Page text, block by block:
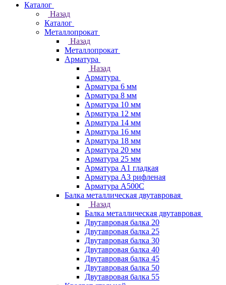
Каталог
Назад
Каталог
Металлопрокат
Назад
Металлопрокат
Арматура
Назад
Арматура
Арматура 6 мм
Арматура 8 мм
Арматура 10 мм
Арматура 12 мм
Арматура 14 мм
Арматура 16 мм
Арматура 18 мм
Арматура 20 мм
Арматура 25 мм
Арматура А1 гладкая
Арматура А3 рифленая
Арматура А500С
Балка металлическая двутавровая
Назад
Балка металлическая двутавровая
Двутавровая балка 20
Двутавровая балка 25
Двутавровая балка 30
Двутавровая балка 40
Двутавровая балка 45
Двутавровая балка 50
Двутавровая балка 55